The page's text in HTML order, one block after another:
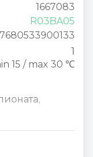
1667083
R03BA05
7680533900133
1
15 / max 30 ℃
,